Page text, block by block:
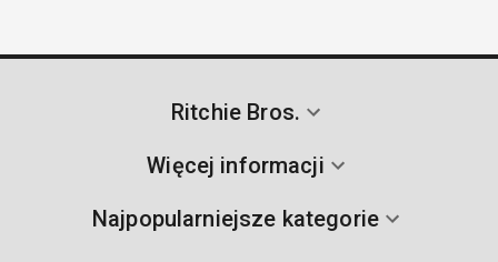
Ritchie Bros.
Więcej informacji
Najpopularniejsze kategorie